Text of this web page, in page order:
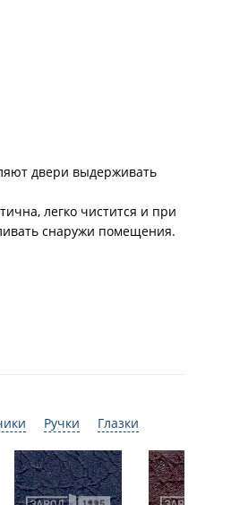
двери выдерживать
легко чистится и при
снаружи помещения.
Ручки Глазки